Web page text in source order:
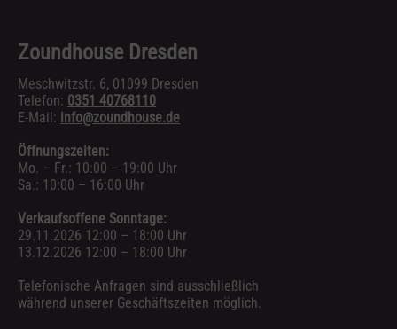
Zoundhouse Dresden
Meschwitzstr. 6, 01099 Dresden
Telefon: 0351 40768110
E-Mail: info@zoundhouse.de
Öffnungszeiten:
Mo. – Fr.: 10:00 – 19:00 Uhr
Sa.: 10:00 – 16:00 Uhr
Verkaufsoffene Sonntage:
29.11.2026 12:00 – 18:00 Uhr
13.12.2026 12:00 – 18:00 Uhr
Telefonische Anfragen sind ausschließlich
während unserer Geschäftszeiten möglich.